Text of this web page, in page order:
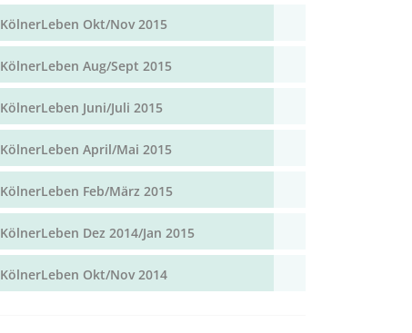
KölnerLeben Okt/Nov 2015
KölnerLeben Aug/Sept 2015
KölnerLeben Juni/Juli 2015
KölnerLeben April/Mai 2015
KölnerLeben Feb/März 2015
KölnerLeben Dez 2014/Jan 2015
KölnerLeben Okt/Nov 2014